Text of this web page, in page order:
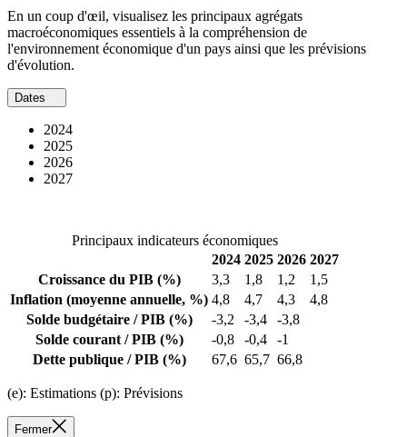
En un coup d'œil, visualisez les principaux agrégats
macroéconomiques essentiels à la compréhension de
l'environnement économique d'un pays ainsi que les prévisions
d'évolution.
Dates
2024
2025
2026
2027
Principaux indicateurs économiques
2024 2025 2026 2027
Croissance du PIB (%) 3,3 1,8 1,2
1,5
Inflation (moyenne annuelle, %) 4,8 4,7 4,3
4,8
Solde budgétaire / PIB (%) -3,2 -3,4
-3,8
Solde courant / PIB (%) -0,8 -0,4
-1
Dette publique / PIB (%) 67,6 65,7 66,8
(e): Estimations (p): Prévisions
Fermer